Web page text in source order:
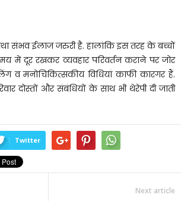
संभव ईलाज जरुरी है. हालांकि इस तरह के बच्चों
में दूर रखकर व्यवहार परिवर्तन कराने पर जोर
व मनोचिकित्सकीय विधियां काफी कारगर हैं.
दोस्तों और संबंधियों के साथ भी थेरेपी दी जाती
Twitter
Next article